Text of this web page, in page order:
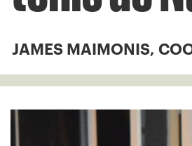
JAMES MAIMONIS,